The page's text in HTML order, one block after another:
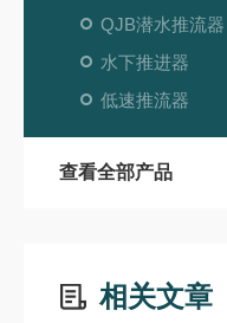
QJB潜水推流器
水下推进器
低速推流器
查看全部产品
相关文章